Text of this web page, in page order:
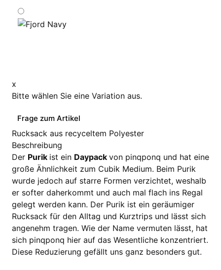
x
Bitte wählen Sie eine Variation aus.
Frage zum Artikel
Rucksack aus recyceltem Polyester
Beschreibung
Der Purik ist ein Daypack von pinqponq und hat eine
große Ähnlichkeit zum Cubik Medium. Beim Purik
wurde jedoch auf starre Formen verzichtet, weshalb
er softer daherkommt und auch mal flach ins Regal
gelegt werden kann. Der Purik ist ein geräumiger
Rucksack für den Alltag und Kurztrips und lässt sich
angenehm tragen. Wie der Name vermuten lässt, hat
sich pinqponq hier auf das Wesentliche konzentriert.
Diese Reduzierung gefällt uns ganz besonders gut.